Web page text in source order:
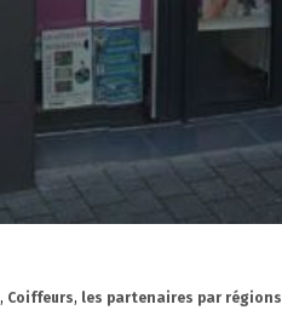
, Coiffeurs, les partenaires par régions